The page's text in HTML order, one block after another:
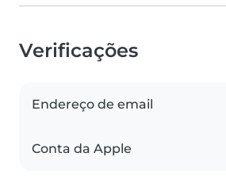
Verificações
Endereço de email
Conta da Apple